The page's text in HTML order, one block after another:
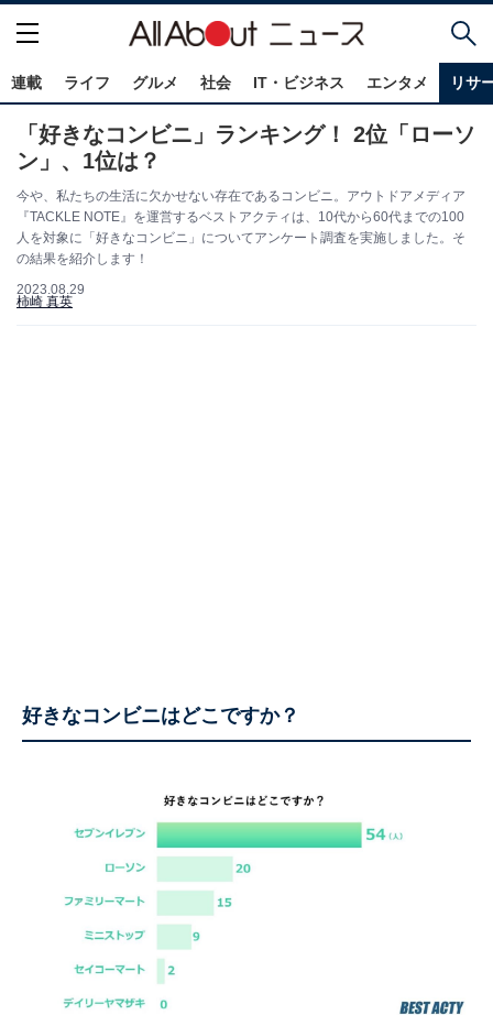
連載 ライフ グルメ 社会 IT・ビジネス エンタメ リサ
「好きなコンビニ」ランキング！ 2位「ローソ
ン」、1位は？
今や、私たちの生活に欠かせない存在であるコンビニ。アウトドアメディア
『TACKLE NOTE』を運営するベストアクティは、10代から60代までの100
人を対象に「好きなコンビニ」についてアンケート調査を実施しました。そ
の結果を紹介します！
2023.08.29
柿崎 真英
好きなコンビニはどこですか？